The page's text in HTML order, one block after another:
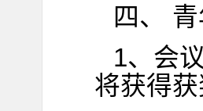
四、
1、会
将获得